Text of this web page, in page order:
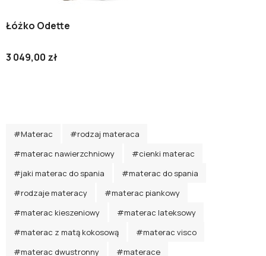
Łóżko Odette
3 049,00 zł
#Materac
#rodzaj materaca
#materac nawierzchniowy
#cienki materac
#jaki materac do spania
#materac do spania
#rodzaje materacy
#materac piankowy
#materac kieszeniowy
#materac lateksowy
#materac z matą kokosową
#materac visco
#materac dwustronny
#materace